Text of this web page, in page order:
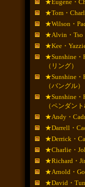
★Eugene・
★Tom・
★Wilson・
★Alvin・Tso
★Kee・
★Sunshine・
（リング）
★Sunshine・
（バングル）
★Sunshine・
（ペンダント
★Andy・
★Darrell・
★Derrick・
★Charlie・
★Richard・
★Arnold・
★David・